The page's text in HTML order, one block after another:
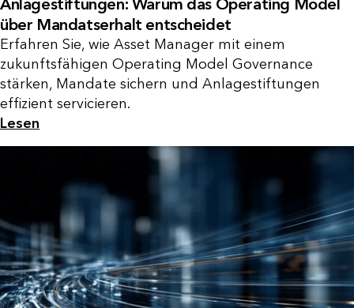
Anlagestiftungen: Warum das Operating Model
über Mandatserhalt entscheidet
Erfahren Sie, wie Asset Manager mit einem
zukunftsfähigen Operating Model Governance
stärken, Mandate sichern und Anlagestiftungen
effizient servicieren.
Lesen